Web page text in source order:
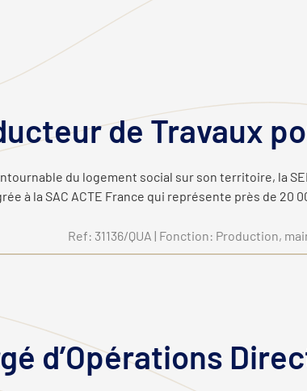
de Travaux
du logement social sur son territoire, la
à la SAC ACTE France qui représente près de
Ref: 31136/QUA | Fonction: Production,
d’Opérations